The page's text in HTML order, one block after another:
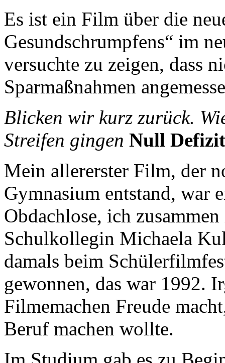
Es ist ein Film über die
Gesundschrumpfens“ im
versuchte zu zeigen, dass
Sparmaßnahmen
Blicken wir kurz zurück.
Streifen gingen Null Defizit
Mein allererster Film, der
Gymnasium entstand, war
Obdachlose, ich
Schulkollegin Michaela
damals beim
gewonnen, das war 1992.
Filmemachen Freude
Beruf machen wollte.